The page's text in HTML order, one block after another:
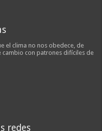
el clima no nos obedece, de
cambio con patrones difíciles de
redes